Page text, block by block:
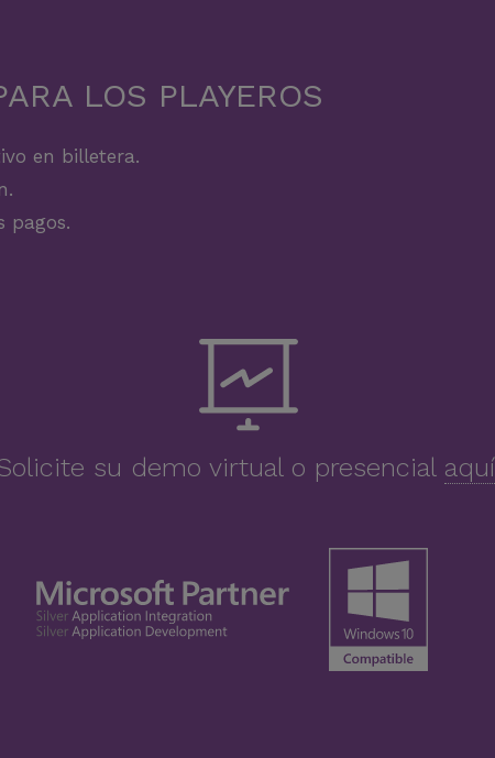
LOS PLAYEROS
en billetera.
pagos.
su demo virtual o presencial